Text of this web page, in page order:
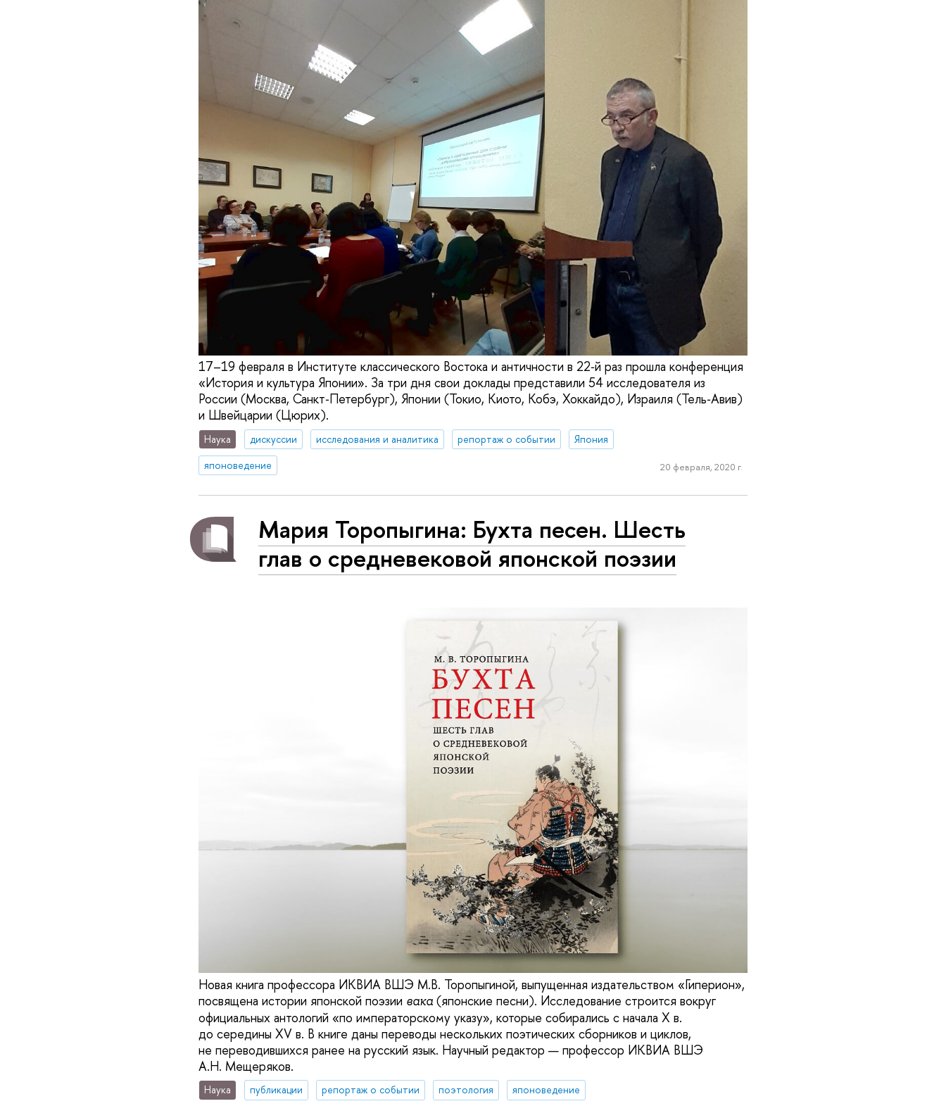
17–19 февраля в Институте классического Востока и античности в 22‑й раз прошла конференция
«История и культура Японии». За три дня свои доклады представили 54 исследователя из
России (Москва, Санкт‑Петербург), Японии (Токио, Киото, Кобэ, Хоккайдо), Израиля (Тель‑Авив)
и Швейцарии (Цюрих).
Наука дискуссии исследования и аналитика репортаж о событии
Япония
японоведение
20 февраля, 2020 г.
Мария Торопыгина: Бухта песен. Шесть
глав о средневековой японской поэзии
Новая книга профессора ИКВИА ВШЭ М.В. Торопыгиной, выпущенная издательством «Гиперион»,
посвящена истории японской поэзии вака(японские песни). Исследование строится вокруг
официальных антологий «по императорскому указу», которые собирались с начала X в.
до середины XV в. В книге даны переводы нескольких поэтических сборников и циклов,
не переводившихся ранее на русский язык. Научный редактор — профессор ИКВИА ВШЭ
А.Н. Мещеряков.
Наука публикации репортаж о событии поэтология японоведение